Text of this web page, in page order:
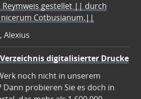
gestellet || durch
Cotbusianum.||
Alexius
Verzeichnis digitalisierter Drucke
noch nicht in unserem
Dann probieren Sie es doch in